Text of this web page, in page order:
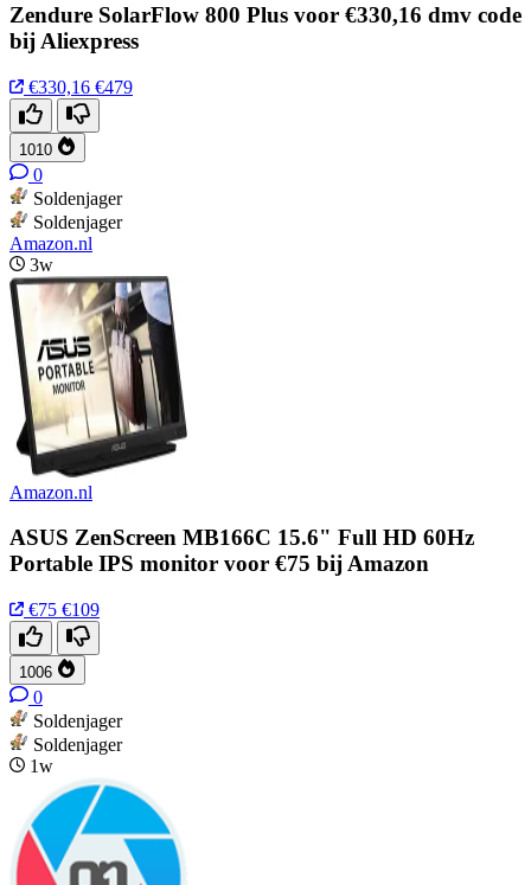
Zendure SolarFlow 800 Plus voor €330,16 dmv code
bij Aliexpress
€330,16 €479
1010
0
Soldenjager
Soldenjager
Amazon.nl
3w
Amazon.nl
ASUS ZenScreen MB166C 15.6" Full HD 60Hz
Portable IPS monitor voor €75 bij Amazon
€75 €109
1006
0
Soldenjager
Soldenjager
1w